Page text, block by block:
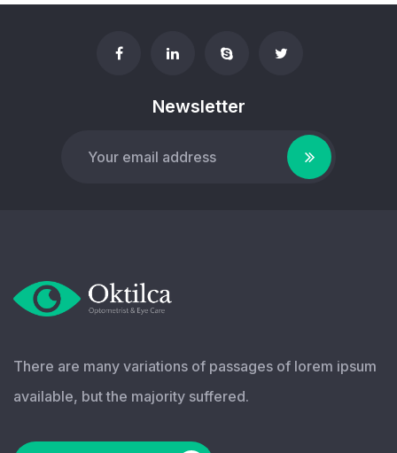
Newsletter
There are many variations of passages of lorem ipsum
available, but the majority suffered.